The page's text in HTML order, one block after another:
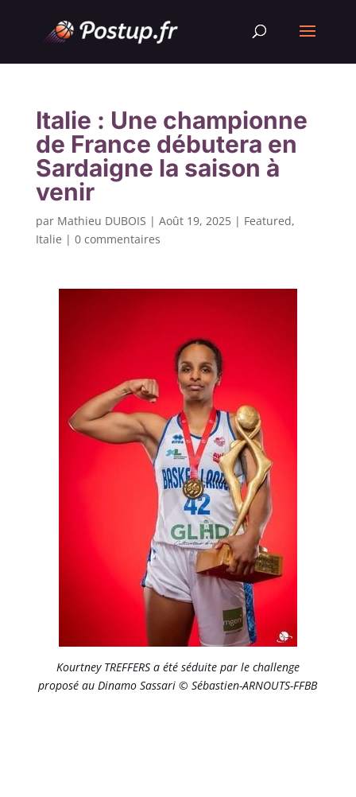
Italie : Une championne
de France débutera en
Sardaigne la saison à
venir
par Mathieu DUBOIS | Août 19, 2025| Featured,
Italie | 0 commentaires
Kourtney TREFFERS a été séduite par le challenge
proposé au Dinamo Sassari © Sébastien-ARNOUTS-FFBB